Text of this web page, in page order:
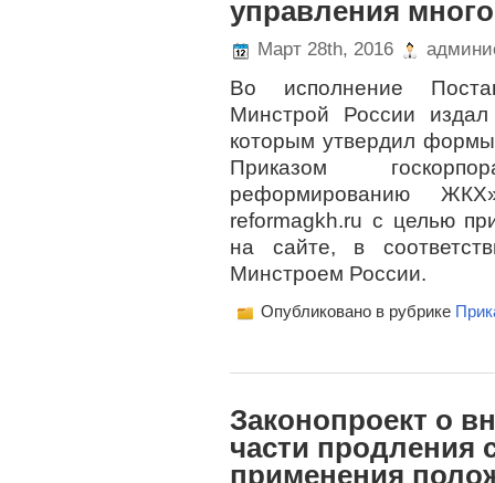
управления
Март 28th, 2016
Во исполнение
Минстрой России
которым утвердил
Приказом
реформированию
reformagkh.ru с целью
на сайте, в
Минстроем России.
Опубликовано в рубрике
Законопроект о
части продления
применения